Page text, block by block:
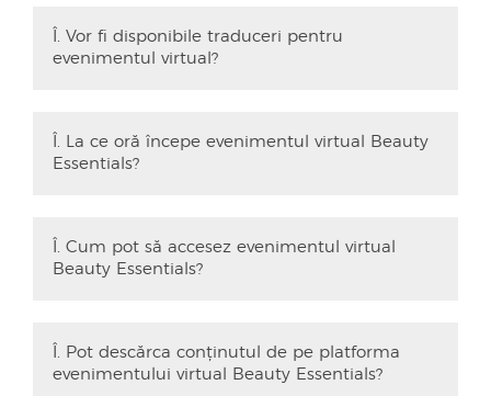
Î. Vor fi disponibile traduceri pentru
evenimentul virtual?
Î. La ce oră începe evenimentul virtual Beauty
Essentials?
Î. Cum pot să accesez evenimentul virtual
Beauty Essentials?
Î. Pot descărca conținutul de pe platforma
evenimentului virtual Beauty Essentials?